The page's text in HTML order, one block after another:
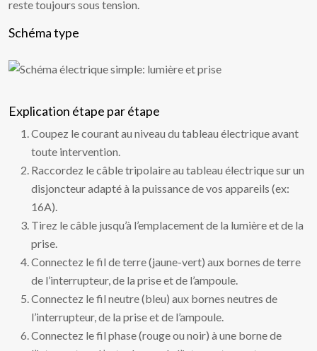
reste toujours sous tension.
Schéma type
Explication étape par étape
Coupez le courant au niveau du tableau électrique avant
toute intervention.
Raccordez le câble tripolaire au tableau électrique sur un
disjoncteur adapté à la puissance de vos appareils (ex:
16A).
Tirez le câble jusqu’à l’emplacement de la lumière et de la
prise.
Connectez le fil de terre (jaune-vert) aux bornes de terre
de l’interrupteur, de la prise et de l’ampoule.
Connectez le fil neutre (bleu) aux bornes neutres de
l’interrupteur, de la prise et de l’ampoule.
Connectez le fil phase (rouge ou noir) à une borne de